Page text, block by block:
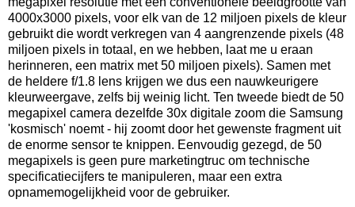
4000x3000 pixels, voor elk van de 12 miljoen pixels de kleur
gebruikt die wordt verkregen van 4 aangrenzende pixels (48
miljoen pixels in totaal, en we hebben, laat me u eraan
herinneren, een matrix met 50 miljoen pixels). Samen met
de heldere f/1.8 lens krijgen we dus een nauwkeurigere
kleurweergave, zelfs bij weinig licht. Ten tweede biedt de 50
megapixel camera dezelfde 30x digitale zoom die Samsung
'kosmisch' noemt - hij zoomt door het gewenste fragment uit
de enorme sensor te knippen. Eenvoudig gezegd, de 50
megapixels is geen pure marketingtruc om technische
specificatiecijfers te manipuleren, maar een extra
opnamemogelijkheid voor de gebruiker.